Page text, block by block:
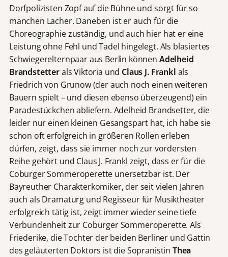
Dorfpolizisten Zopf auf die Bühne und sorgt für so
manchen Lacher. Daneben ist er auch für die
Choreographie zuständig, und auch hier hat er eine
Leistung ohne Fehl und Tadel hingelegt. Als blasiertes
Schwiegerelternpaar aus Berlin können Adelheid
Brandstetterals Viktoria und Claus J. Frankl als
Friedrich von Grunow (der auch noch einen weiteren
Bauern spielt – und diesen ebenso überzeugend) ein
Paradestückchen abliefern. Adelheid Brandsetter, die
leider nur einen kleinen Gesangspart hat, ich habe sie
schon oft erfolgreich in größeren Rollen erleben
dürfen, zeigt, dass sie immer noch zur vordersten
Reihe gehört und Claus J. Frankl zeigt, dass er für die
Coburger Sommeroperette unersetzbar ist. Der
Bayreuther Charakterkomiker, der seit vielen Jahren
auch als Dramaturg und Regisseur für Musiktheater
erfolgreich tätig ist, zeigt immer wieder seine tiefe
Verbundenheit zur Coburger Sommeroperette. Als
Friederike, die Tochter der beiden Berliner und Gattin
des geläuterten Doktors ist die Sopranistin Thea